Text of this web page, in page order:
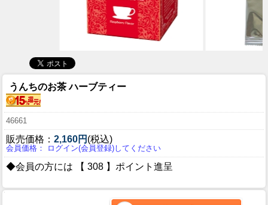
うんちのお茶 ハーブティー
46661
販売価格： 2,160円 (税込)
会員価格： ログイン(会員登録)してください
◆会員の方には 【 308 】ポイント進呈